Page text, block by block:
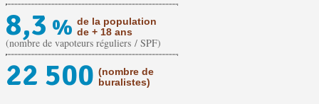
8,3 % de la population
de + 18 ans
(nombre de vapoteurs réguliers / SPF)
22 500 (nombre de
buralistes)